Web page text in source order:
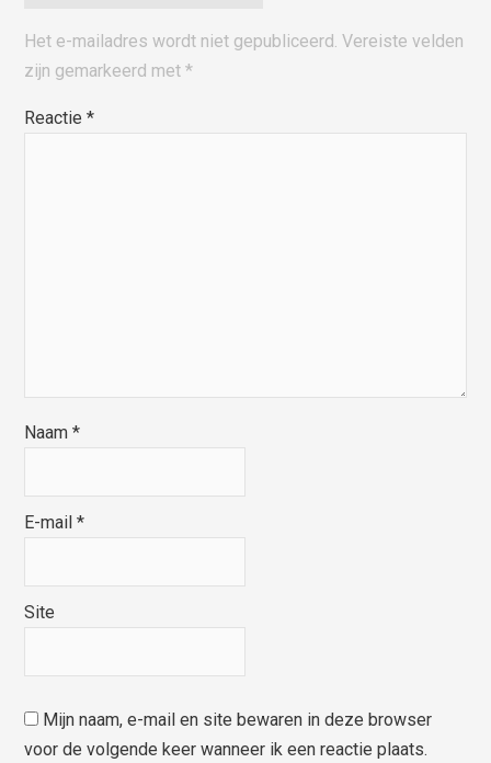
Het e-mailadres wordt niet gepubliceerd. Vereiste velden
zijn gemarkeerd met*
Reactie*
Naam*
E-mail*
Site
Mijn naam, e-mail en site bewaren in deze browser
voor de volgende keer wanneer ik een reactie plaats.